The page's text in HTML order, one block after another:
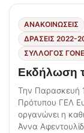
ΑΝΑΚΟΙΝΩΣΕΙΣ
ΔΡΆΣΕΙΣ 2022-
ΣΎΛΛΟΓΟΣ
Εκδήλωση
Την Παρασκευή
Πρότυπου ΓΕΛ
οργανώνει η
Άννα